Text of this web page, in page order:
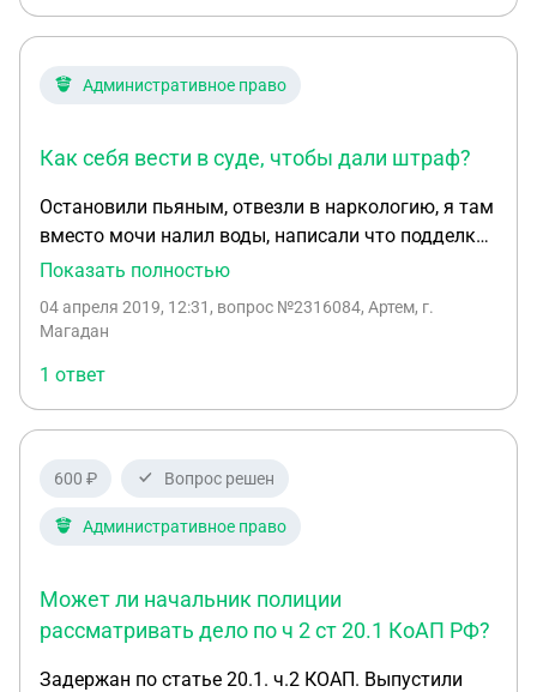
бил меня и я от боли вызвала полицию,его
забрали и там после того как заставил-
подписать протокол об адм
правонарушении,отпустили,но я не хочу его
его содержании,можно сказать...Это было 20
ради Бога!...
Административное право
Как себя вести в суде, чтобы дали штраф?
Остановили пьяным, отвезли в наркологию, я там
вместо мочи налил воды, написали что подделка
квалификации, из за этого будет суд, либо штраф
в суде чтобы дали штраф и что говарить?
Показать полностью
04 апреля 2019, 12:31 , вопрос №2316084, Артем, г.
Магадан
1 ответ
600 ₽ Вопрос решен
Административное право
Может ли начальник полиции
рассматривать дело по ч 2 ст 20.1 КоАП РФ?
Задержан по статье 20.1. ч.2 КОАП. Выпустили